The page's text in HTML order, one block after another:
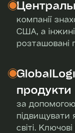
компанії
США, а
розташовані
продукти
за
підвищувати
світі.